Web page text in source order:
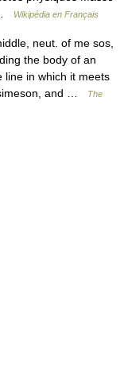
Wikipédia en Français
neut. of me sos,
the body of an
line in which it meets
and …
The